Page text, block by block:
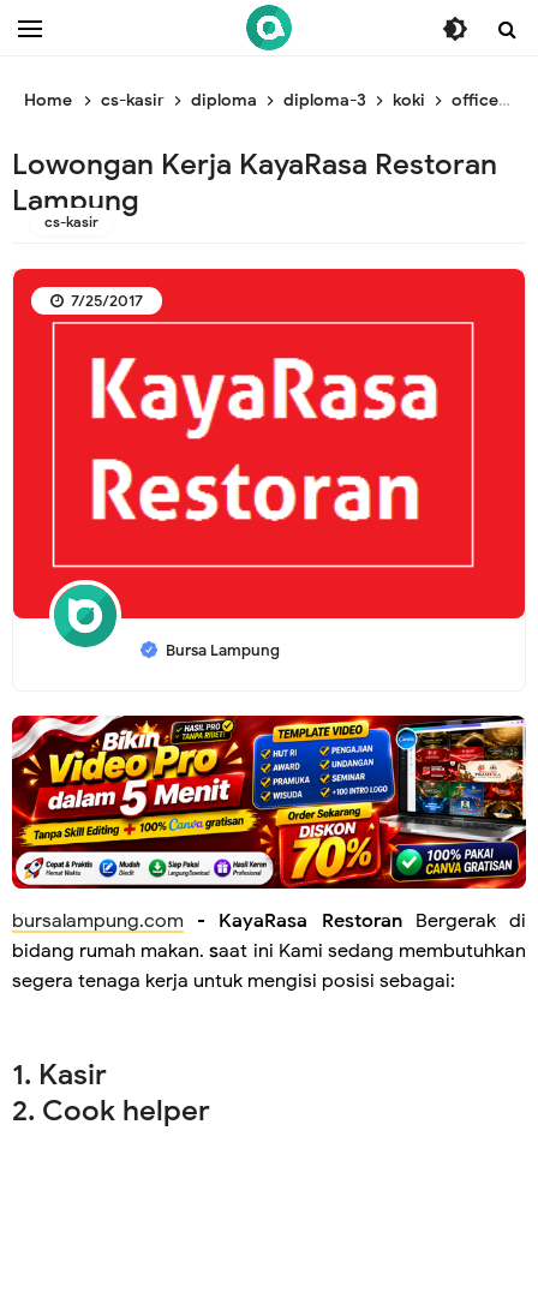
/* ganti br end */
Home cs-kasir diploma diploma-3 koki officeboy
Lowongan Kerja KayaRasa Restoran
Lampung
cs-kasir
Bursa Lampung
7/25/2017
bursalampung.com - KayaRasa Restoran Bergerak di
bidang rumah makan.saat ini Kami sedang membutuhkan
segera tenaga kerja untuk mengisi posisi sebagai:
1. Kasir
2. Cook helper